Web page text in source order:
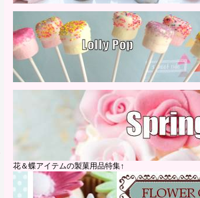
花＆蝶アイテムの製菓用品特集↑